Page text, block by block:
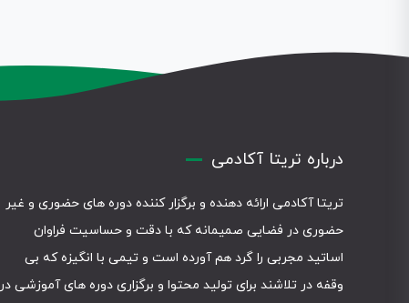
درباره تریتا آکادمی
تریتا آکادمی ارائه دهنده و برگزار کننده دوره های حضوری و غیر
حضوری در فضایی صمیمانه که با دقت و حساسیت فراوان
اساتید مجربی را گرد هم آورده است و تیمی با انگیزه که بی
وقفه در تلاشند برای تولید محتوا و برگزاری دوره های آموزشی در